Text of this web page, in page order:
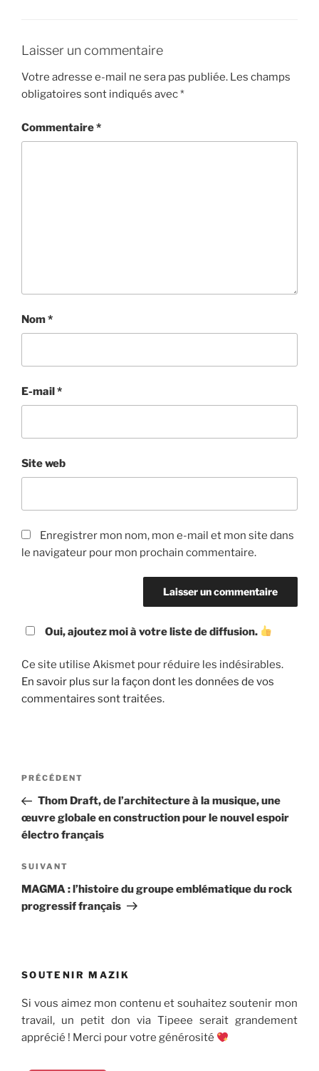
Laisser un commentaire
Votre adresse e-mail ne sera pas publiée. Les champs
obligatoires sont indiqués avec*
Commentaire*
Nom*
E-mail*
Site web
Enregistrer mon nom, mon e-mail et mon site dans
le navigateur pour mon prochain commentaire.
Oui, ajoutez moi à votre liste de diffusion.
Ce site utilise Akismet pour réduire les indésirables.
En savoir plus sur la façon dont les données de vos
commentaires sont traitées.
Navigation
l’article
Article
précédent
PRÉCÉDENT
Thom Draft, de l’architecture à la musique, une
œuvre globale en construction pour le nouvel espoir
électro français
Article
suivant
SUIVANT
MAGMA : l’histoire du groupe emblématique du rock
progressif français
SOUTENIR MAZIK
Si vous aimez mon contenu et souhaitez soutenir mon
travail, un petit don via Tipeee serait grandement
apprécié ! Merci pour votre générosité